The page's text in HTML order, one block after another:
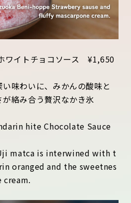
ワイトチョコソース ¥1,650
味わいに、みかんの酸味と
絡み合う贅沢なかき氷
hite Chocolate Sauce
matca is interwined with t
oranged and the sweetnes